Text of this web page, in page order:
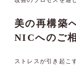
美の再構築
NICへのご
ストレスが引き起こ